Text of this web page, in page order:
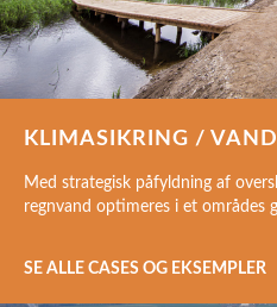
KLIMASIKRING /
Med strategisk påfyldning af
regnvand optimeres i et områdes
SE ALLE CASES OG EKSEMPLER